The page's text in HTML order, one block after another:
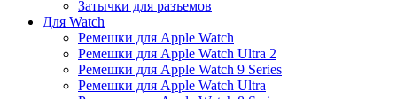
Затычки для разъемов
Для Watch
Ремешки для Apple Watch
Ремешки для Apple Watch Ultra 2
Ремешки для Apple Watch 9 Series
Ремешки для Apple Watch Ultra